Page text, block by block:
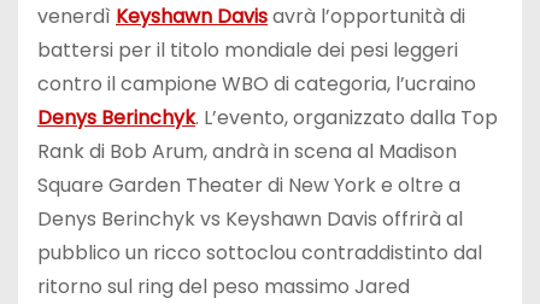
venerdì Keyshawn Davisavrà l’opportunità di
battersi per il titolo mondiale dei pesi leggeri
contro il campione WBO di categoria, l’ucraino
Denys Berinchyk. L’evento, organizzato dalla Top
Rank di Bob Arum, andrà in scena al Madison
Square Garden Theater di New York e oltre a
Denys Berinchyk vs Keyshawn Davis offrirà al
pubblico un ricco sottoclou contraddistinto dal
ritorno sul ring del peso massimo Jared